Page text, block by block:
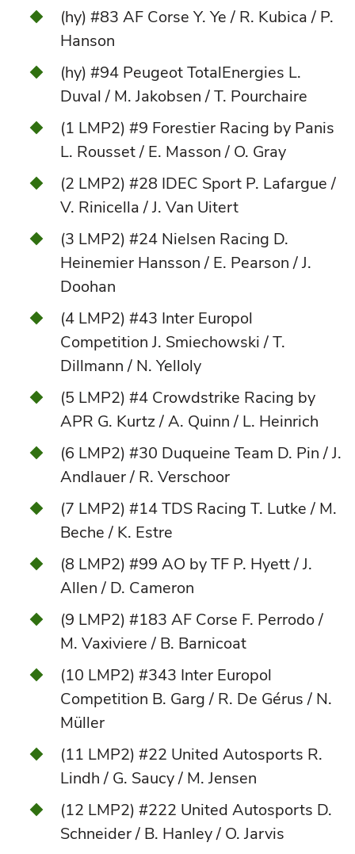
(hy) #83 AF Corse Y. Ye / R. Kubica / P.
Hanson
(hy) #94 Peugeot TotalEnergies L.
Duval / M. Jakobsen / T. Pourchaire
(1 LMP2) #9 Forestier Racing by Panis
L. Rousset / E. Masson / O. Gray
(2 LMP2) #28 IDEC Sport P. Lafargue /
V. Rinicella / J. Van Uitert
(3 LMP2) #24 Nielsen Racing D.
Heinemier Hansson / E. Pearson / J.
Doohan
(4 LMP2) #43 Inter Europol
Competition J. Smiechowski / T.
Dillmann / N. Yelloly
(5 LMP2) #4 Crowdstrike Racing by
APR G. Kurtz / A. Quinn / L. Heinrich
(6 LMP2) #30 Duqueine Team D. Pin / J.
Andlauer / R. Verschoor
(7 LMP2) #14 TDS Racing T. Lutke / M.
Beche / K. Estre
(8 LMP2) #99 AO by TF P. Hyett / J.
Allen / D. Cameron
(9 LMP2) #183 AF Corse F. Perrodo /
M. Vaxiviere / B. Barnicoat
(10 LMP2) #343 Inter Europol
Competition B. Garg / R. De Gérus / N.
Müller
(11 LMP2) #22 United Autosports R.
Lindh / G. Saucy / M. Jensen
(12 LMP2) #222 United Autosports D.
Schneider / B. Hanley / O. Jarvis